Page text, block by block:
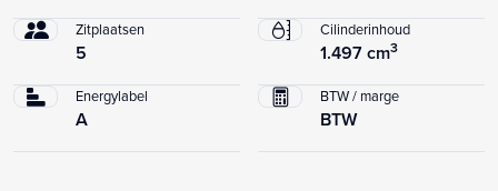
Zitplaatsen
5
Cilinderinhoud
1.497 cm3
Energylabel
A
BTW / marge
BTW